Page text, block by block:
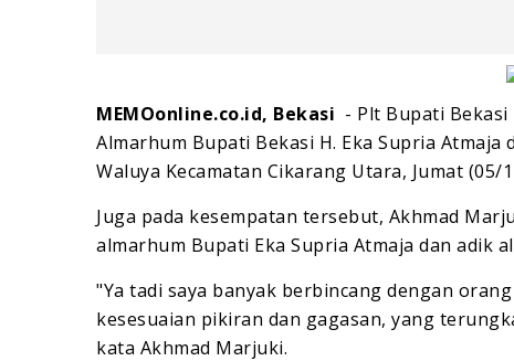
MEMOonline.co.id, Bekasi - Plt Bupati
Almarhum Bupati Bekasi H. Eka Supria
Waluya Kecamatan Cikarang Utara, Jumat (05/
Juga pada kesempatan tersebut, Akhmad
almarhum Bupati Eka Supria Atmaja dan adik
"Ya tadi saya banyak berbincang dengan
kesesuaian pikiran dan gagasan, yang
kata Akhmad Marjuki.